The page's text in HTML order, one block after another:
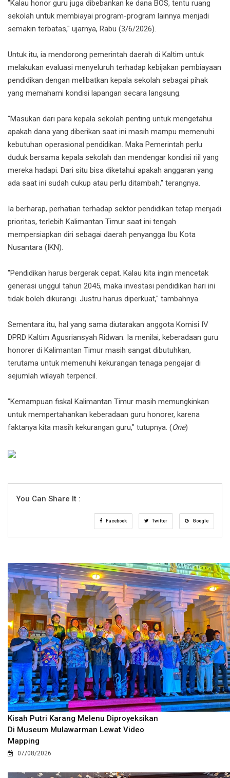
"Kalau honor guru juga dibebankan ke dana BOS, tentu ruang
sekolah untuk membiayai program-program lainnya menjadi
semakin terbatas," ujarnya, Rabu (3/6/2026).
Untuk itu, ia mendorong pemerintah daerah di Kaltim untuk
melakukan evaluasi menyeluruh terhadap kebijakan pembiayaan
pendidikan dengan melibatkan kepala sekolah sebagai pihak
yang memahami kondisi lapangan secara langsung.
"Masukan dari para kepala sekolah penting untuk mengetahui
apakah dana yang diberikan saat ini masih mampu memenuhi
kebutuhan operasional pendidikan. Maka Pemerintah perlu
duduk bersama kepala sekolah dan mendengar kondisi riil yang
mereka hadapi. Dari situ bisa diketahui apakah anggaran yang
ada saat ini sudah cukup atau perlu ditambah," terangnya.
Ia berharap, perhatian terhadap sektor pendidikan tetap menjadi
prioritas, terlebih Kalimantan Timur saat ini tengah
mempersiapkan diri sebagai daerah penyangga Ibu Kota
Nusantara (IKN).
"Pendidikan harus bergerak cepat. Kalau kita ingin mencetak
generasi unggul tahun 2045, maka investasi pendidikan hari ini
tidak boleh dikurangi. Justru harus diperkuat," tambahnya.
Sementara itu, hal yang sama diutarakan anggota Komisi IV
DPRD Kaltim Agusriansyah Ridwan. Ia menilai, keberadaan guru
honorer di Kalimantan Timur masih sangat dibutuhkan,
terutama untuk memenuhi kekurangan tenaga pengajar di
sejumlah wilayah terpencil.
"Kemampuan fiskal Kalimantan Timur masih memungkinkan
untuk mempertahankan keberadaan guru honorer, karena
faktanya kita masih kekurangan guru,” tutupnya. (One)
You Can Share It :
Facebook Twitter Google
Kisah Putri Karang Melenu Diproyeksikan
Di Museum Mulawarman Lewat Video
Mapping
07/08/2026